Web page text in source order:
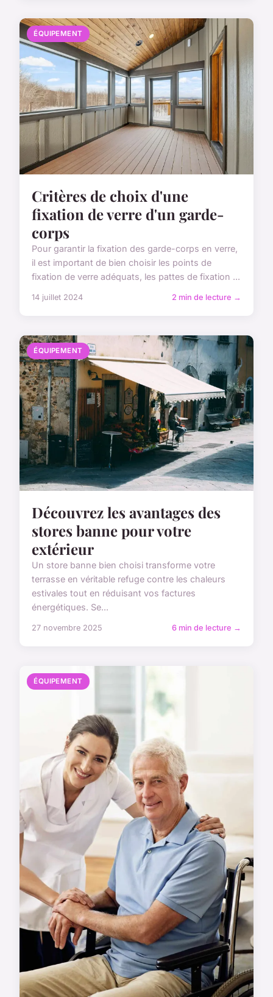
ÉQUIPEMENT
Critères de choix d'une
fixation de verre d'un garde-
corps
Pour garantir la fixation des garde-corps en verre,
il est important de bien choisir les points de
fixation de verre adéquats, les pattes de fixation ...
14 juillet 2024 2 min de lecture →
ÉQUIPEMENT
Découvrez les avantages des
stores banne pour votre
extérieur
Un store banne bien choisi transforme votre
terrasse en véritable refuge contre les chaleurs
estivales tout en réduisant vos factures
énergétiques. Se...
27 novembre 2025 6 min de lecture →
ÉQUIPEMENT